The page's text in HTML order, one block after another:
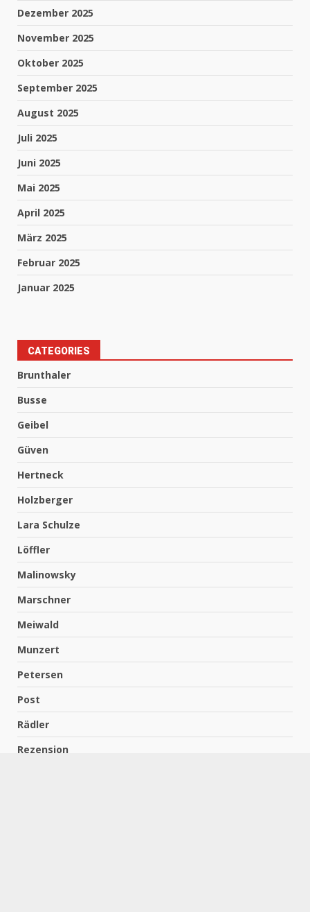
Dezember 2025
November 2025
Oktober 2025
September 2025
August 2025
Juli 2025
Juni 2025
Mai 2025
April 2025
März 2025
Februar 2025
Januar 2025
CATEGORIES
Brunthaler
Busse
Geibel
Güven
Hertneck
Holzberger
Lara Schulze
Löffler
Malinowsky
Marschner
Meiwald
Munzert
Petersen
Post
Rädler
Rezension